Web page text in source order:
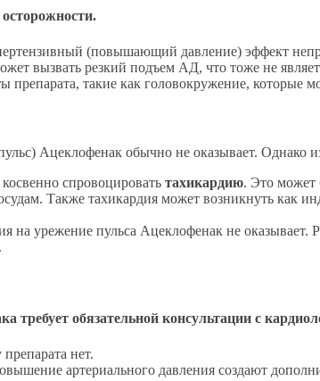
(повышающий давление) эффект
вызвать резкий подъем АД, что тоже не
такие как головокружение, которые
Ацеклофенак обычно не оказывает. Однако
спровоцировать тахикардию. Это может
Также тахикардия может возникнуть как
на урежение пульса Ацеклофенак не
обязательной консультации с
нет.
артериального давления создают